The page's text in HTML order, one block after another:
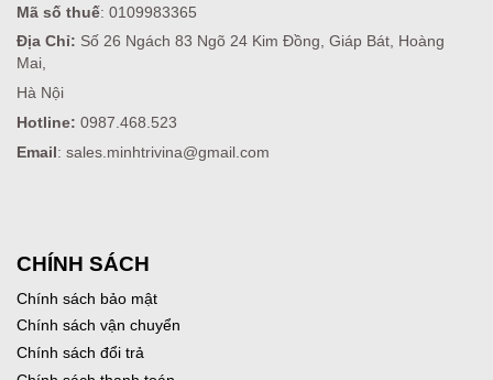
Mã số thuế: 0109983365
Địa Chỉ: Số 26 Ngách 83 Ngõ 24 Kim Đồng, Giáp Bát, Hoàng
Mai,
Hà Nội
Hotline: 0987.468.523
Email : sales.minhtrivina@gmail.com
CHÍNH SÁCH
Chính sách bảo mật
Chính sách vận chuyển
Chính sách đổi trả